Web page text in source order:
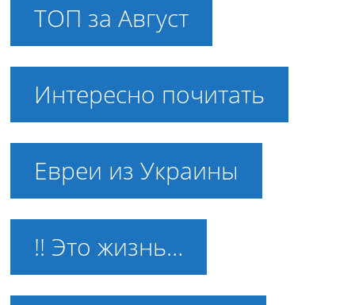
ТОП за Август
Интересно почитать
Евреи из Украины
!! Это жизнь…